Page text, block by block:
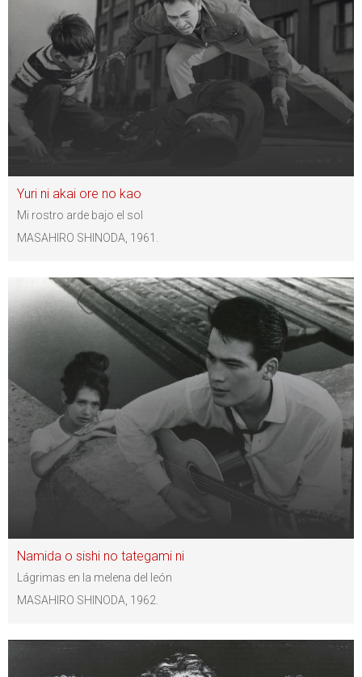
Yuri ni akai ore no kao
Mi rostro arde bajo el sol
MASAHIRO SHINODA, 1961.
Namida o sishi no tategami ni
Lágrimas en la melena del león
MASAHIRO SHINODA, 1962.